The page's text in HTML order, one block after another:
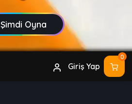
Şimdi Oyna
Giriş Yap
0